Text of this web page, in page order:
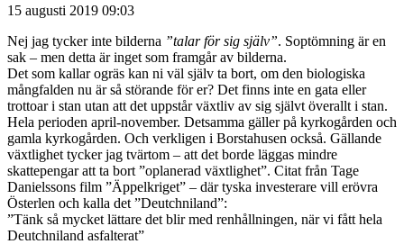
15 augusti 2019 09:03
Nej jag tycker inte bilderna ”talar för sig själv”. Soptömning är en
sak – men detta är inget som framgår av bilderna.
Det som kallar ogräs kan ni väl själv ta bort, om den biologiska
mångfalden nu är så störande för er? Det finns inte en gata eller
trottoar i stan utan att det uppstår växtliv av sig självt överallt i stan.
Hela perioden april-november. Detsamma gäller på kyrkogården och
gamla kyrkogården. Och verkligen i Borstahusen också. Gällande
växtlighet tycker jag tvärtom – att det borde läggas mindre
skattepengar att ta bort ”oplanerad växtlighet”. Citat från Tage
Danielssons film ”Äppelkriget” – där tyska investerare vill erövra
Österlen och kalla det ”Deutchniland”:
”Tänk så mycket lättare det blir med renhållningen, när vi fått hela
Deutchniland asfalterat”